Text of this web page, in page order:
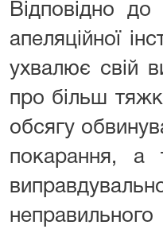
Відповідно
апеляційної
ухвалює свій
про більш
обсягу
покарання, а